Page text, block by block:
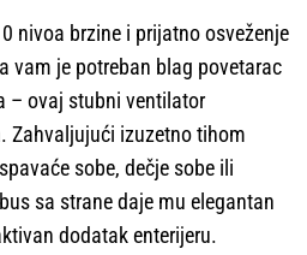
nivoa brzine i prijatno osveženje
vam je potreban blag povetarac
– ovaj stubni ventilator
Zahvaljujući izuzetno tihom
sobe, dečje sobe ili
sa strane daje mu elegantan
dodatak enterijeru.